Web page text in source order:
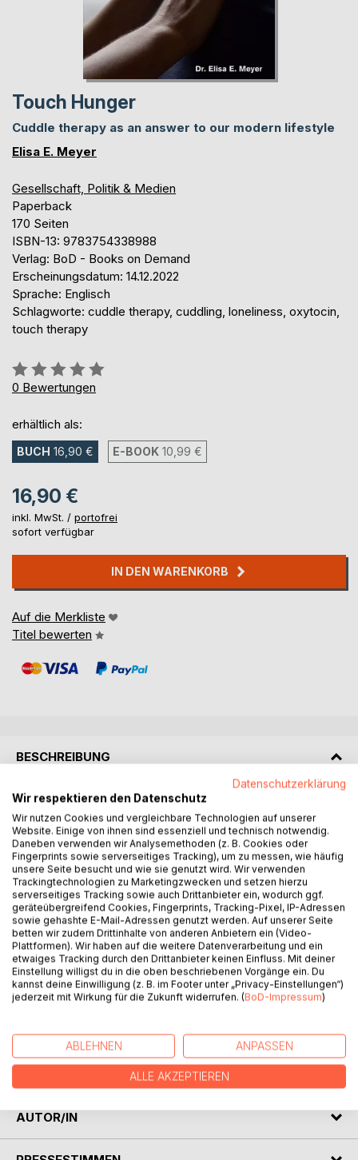
Touch Hunger
Cuddle therapy as an answer to our modern lifestyle
Elisa E. Meyer
Gesellschaft, Politik & Medien
Paperback
170 Seiten
ISBN-13: 9783754338988
Verlag: BoD - Books on Demand
Erscheinungsdatum: 14.12.2022
Sprache: Englisch
Schlagworte: cuddle therapy, cuddling, loneliness, oxytocin,
touch therapy
Bewertung::
0%
0 Bewertungen
erhältlich als:
BUCH 16,90 € E-BOOK 10,99 €
16,90 €
inkl. MwSt. / portofrei
sofort verfügbar
IN DEN WARENKORB
Auf die Merkliste
Titel bewerten
BESCHREIBUNG
Touch hunger: The feeling when the skin craves touch.
Just as the stomach craves food and the lungs crave air,
the skin needs pleasant touch.
This book is about the connection between caressing,
cuddling and mental health. How does the biology behind it
work? Why is touch such a taboo? What happens when
there is a chronic lack of cuddling? And most importantly,
what can be done about it?
Cuddle therapy is being studied as a solution to some of
our civilization's diseases (depression, burnout, loneliness).
What does it do, and whom can it help?
"Help yourself" is the best motto. That's why in this book
you'll find instructions and suggestions for self-cuddling
when your skin feels hungry.
AUTOR/IN
Datenschutzerklärung
Wir respektieren den Datenschutz
Wir nutzen Cookies und vergleichbare Technologien auf unserer
Website. Einige von ihnen sind essenziell und technisch notwendig.
Daneben verwenden wir Analysemethoden (z. B. Cookies oder
Fingerprints sowie serverseitiges Tracking), um zu messen, wie häufig
unsere Seite besucht und wie sie genutzt wird. Wir verwenden
Trackingtechnologien zu Marketingzwecken und setzen hierzu
serverseitiges Tracking sowie auch Drittanbieter ein, wodurch ggf.
geräteübergreifend Cookies, Fingerprints, Tracking-Pixel, IP-Adressen
sowie gehashte E-Mail-Adressen genutzt werden. Auf unserer Seite
betten wir zudem Drittinhalte von anderen Anbietern ein (Video-
Plattformen). Wir haben auf die weitere Datenverarbeitung und ein
etwaiges Tracking durch den Drittanbieter keinen Einfluss. Mit deiner
Einstellung willigst du in die oben beschriebenen Vorgänge ein. Du
kannst deine Einwilligung (z. B. im Footer unter „Privacy-Einstellungen“)
jederzeit mit Wirkung für die Zukunft widerrufen. (BoD-Impressum)
ABLEHNEN ANPASSEN
ALLE AKZEPTIEREN